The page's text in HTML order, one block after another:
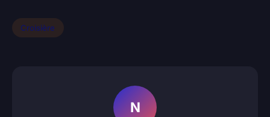
Croisière
N